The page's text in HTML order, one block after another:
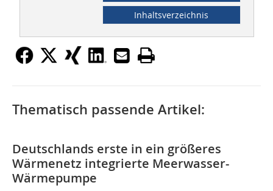
Inhaltsverzeichnis
Thematisch passende Artikel:
Deutschlands erste in ein größeres
Wärmenetz integrierte Meerwasser-
Wärmepumpe